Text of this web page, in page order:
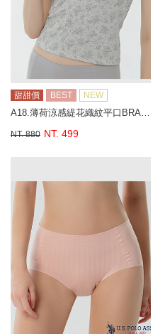
甜甜價 BEST NEW
A18.薄荷涼感緹花織紋平口BRA背心
NT. 880 NT. 499